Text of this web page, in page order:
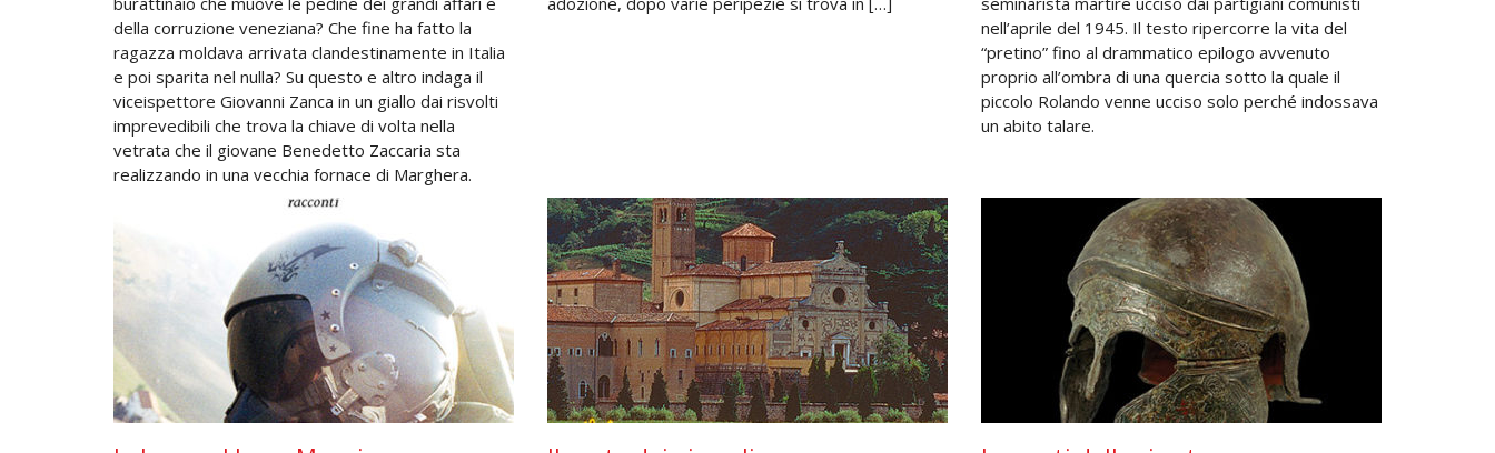
della corruzione veneziana? Che fine ha fatto la
ragazza moldava arrivata clandestinamente in Italia
e poi sparita nel nulla? Su questo e altro indaga il
viceispettore Giovanni Zanca in un giallo dai risvolti
imprevedibili che trova la chiave di volta nella
vetrata che il giovane Benedetto Zaccaria sta
realizzando in una vecchia fornace di Marghera.
nell’aprile del 1945. Il testo ripercorre la vita del
“pretino” fino al drammatico epilogo avvenuto
proprio all’ombra di una quercia sotto la quale il
piccolo Rolando venne ucciso solo perché indossava
un abito talare.